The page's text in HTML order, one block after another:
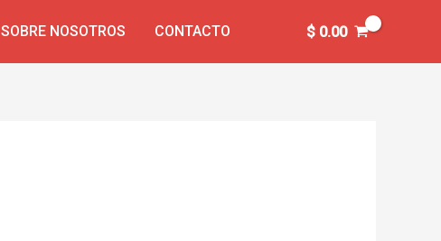
SOBRE NOSOTROS CONTACTO $0.00